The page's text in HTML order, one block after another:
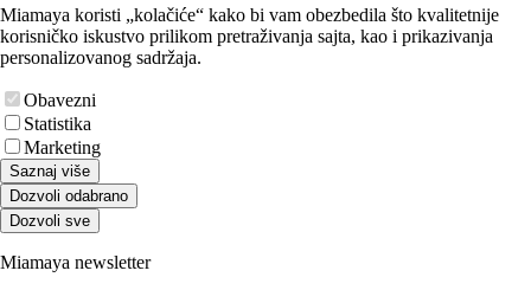
Miamaya koristi „kolačiće“ kako bi vam obezbedila što kvalitetnije
korisničko iskustvo prilikom pretraživanja sajta, kao i prikazivanja
personalizovanog sadržaja.
Obavezni
Statistika
Marketing
Saznaj više
Dozvoli odabrano
Dozvoli sve
Miamaya newsletter